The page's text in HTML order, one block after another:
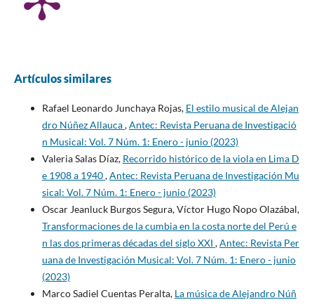
Artículos similares
Rafael Leonardo Junchaya Rojas, El estilo musical de Alejan
dro Núñez Allauca,Antec: Revista Peruana de Investigació
n Musical: Vol. 7 Núm. 1: Enero - junio (2023)
Valeria Salas Díaz, Recorrido histórico de la viola en Lima D
e 1908 a 1940,Antec: Revista Peruana de Investigación Mu
sical: Vol. 7 Núm. 1: Enero - junio (2023)
Oscar Jeanluck Burgos Segura, Víctor Hugo Ñopo Olazábal,
Transformaciones de la cumbia en la costa norte del Perú e
n las dos primeras décadas del siglo XXI ,Antec: Revista Per
uana de Investigación Musical: Vol. 7 Núm. 1: Enero - junio
(2023)
Marco Sadiel Cuentas Peralta, La música de Alejandro Núñ